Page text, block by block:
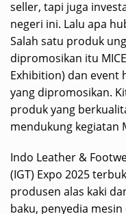
seller, tapi juga
negeri ini. Lalu apa
Salah satu produk
dipromosikan itu
Exhibition) dan event
yang dipromosikan.
produk yang
mendukung kegiatan
Indo Leather &
(IGT) Expo 2025
produsen alas kaki
baku, penyedia